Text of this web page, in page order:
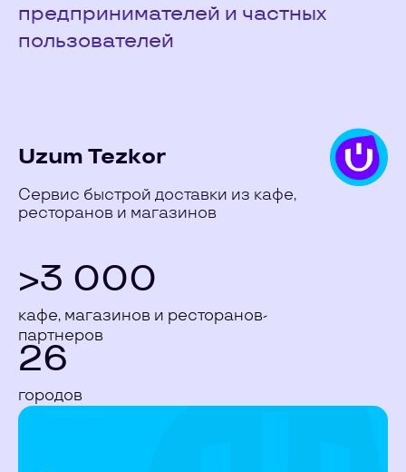
предпринимателей и частных
пользователей
Uzum Tezkor
Cервис быстрой доставки из кафе,
ресторанов и магазинов
>3 000
кафе, магазинов и ресторанов-
партнеров
26
городов